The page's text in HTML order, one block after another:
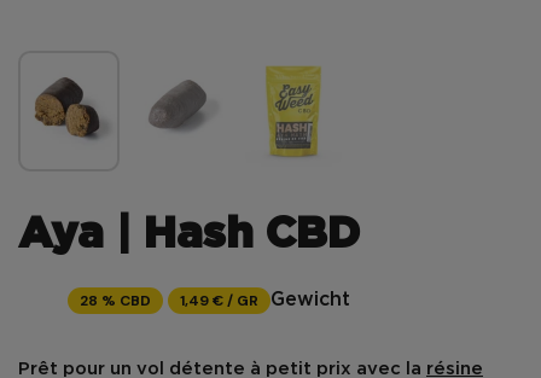
Aya | Hash CBD
28 % CBD 1,49 € / GR
Prêt pour un vol détente à petit prix avec la résine
Gewicht